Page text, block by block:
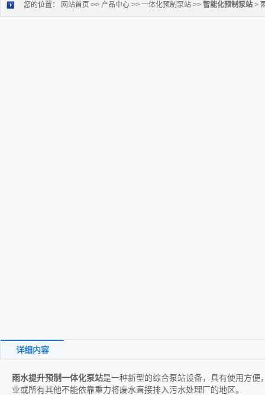
您的位置： 网站首页 >> 产品中心 >> 一体化预制泵站 >> 智能化预制泵站 >
详细内容
雨水提升预制一体化泵站是一种新型的综合泵站设备，具有使用方
业或所有其他不能依靠重力将废水直接排入污水处理厂的地区。